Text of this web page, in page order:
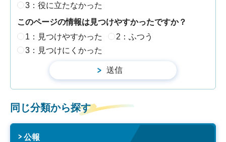
3：役に立たなかった
このページの情報は見つけやすかったですか？
1：見つけやすかった
2：ふつう
3：見つけにくかった
同じ分類から探す
公報